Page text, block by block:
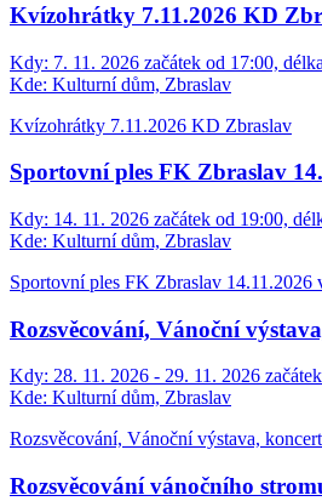
Kvízohrátky 7.11.2026 KD
Kdy: 7. 11. 2026 začátek od 17:00,
Kde: Kulturní dům, Zbraslav
Kvízohrátky 7.11.2026 KD Zbraslav
Sportovní ples FK Zbraslav
Kdy: 14. 11. 2026 začátek od 19:00,
Kde: Kulturní dům, Zbraslav
Sportovní ples FK Zbraslav 14.11.2026
Rozsvěcování, Vánoční
Kdy: 28. 11. 2026 - 29. 11. 2026
Kde: Kulturní dům, Zbraslav
Rozsvěcování, Vánoční výstava,
Rozsvěcování vánočního